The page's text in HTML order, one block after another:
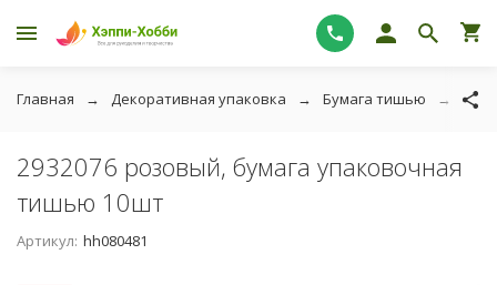
Главная Декоративная упаковка Бумага тишью
2932076 розовый, бумага упаковочная
тишью 10шт
Артикул: hh080481